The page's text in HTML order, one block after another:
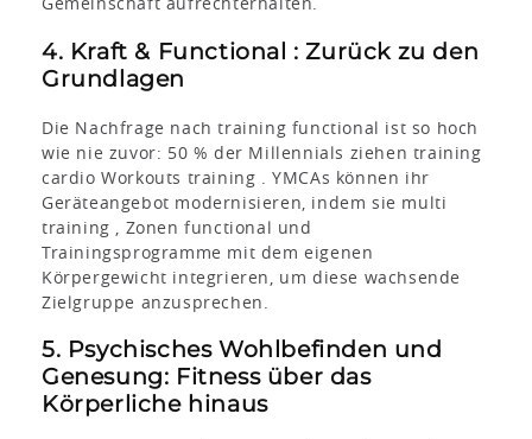
4. Kraft & Functional : Zurück zu den
Grundlagen
Die Nachfrage nach training functional ist so hoch
wie nie zuvor: 50 % der Millennials ziehen training
cardio Workouts training . YMCAs können ihr
Geräteangebot modernisieren, indem sie multi
training , Zonen functional und
Trainingsprogramme mit dem eigenen
Körpergewicht integrieren, um diese wachsende
Zielgruppe anzusprechen.
5. Psychisches Wohlbefinden und
Genesung: Fitness über das
Körperliche hinaus